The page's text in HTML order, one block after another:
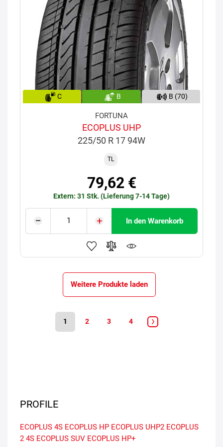
C B B (70)
FORTUNA
ECOPLUS UHP
225/50 R 17 94W
TL
79,62 €
Extern: 31 Stk. (Lieferung 7-14 Tage)
In den Warenkorb
Weitere Produkte laden
1 2 3 4
PROFILE
ECOPLUS 4S ECOPLUS HP ECOPLUS UHP2 ECOPLUS
2 4S ECOPLUS SUV ECOPLUS HP+